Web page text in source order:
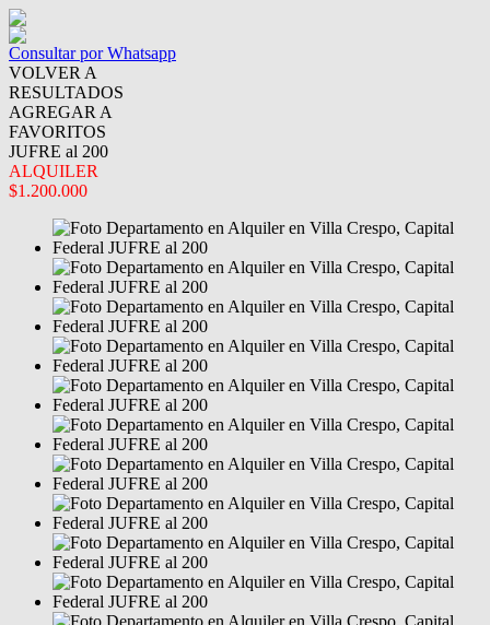
Consultar por Whatsapp
VOLVER A
RESULTADOS
AGREGAR A
FAVORITOS
JUFRE al 200
ALQUILER
$1.200.000